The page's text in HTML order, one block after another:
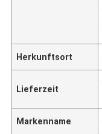
Herkunftsort
Lieferzeit
Markenname